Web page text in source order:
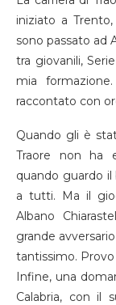
iniziato a
sono passato ad
tra giovanili,
mia
raccontato con
Quando gli è
Traore non ha
quando guardo il
a tutti. Ma il
Albano
grande
tantissimo.
Infine, una
Calabria, con il